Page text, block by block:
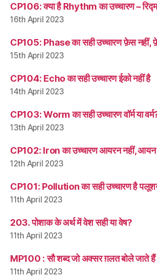
CP106: क्या है Rhythm का उच्चारण – रिद्म
16th April 2023
CP105: Phase का सही उच्चारण फ़ेस नहीं,
15th April 2023
CP104: Echo का सही उच्चारण ईको नहीं है
14th April 2023
CP103: Worm का सही उच्चारण वॉर्म या
13th April 2023
CP102: Iron का उच्चारण आयरन नहीं, आयन
12th April 2023
CP101: Pollution का सही उच्चारण है
11th April 2023
203. पोशाक के अर्थ में वेश सही या वेष?
11th April 2023
MP100 : सौ शब्द जो अक्सर ग़लत बोले जाते हैं
11th April 2023